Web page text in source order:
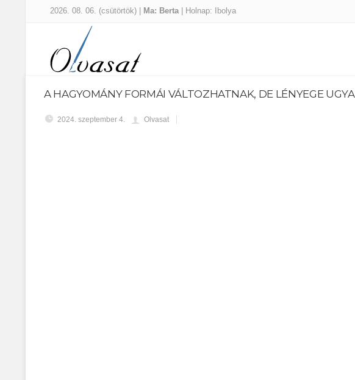
2026. 08. 06. (csütörtök) | Ma: Berta | Holnap: Ibolya
A HAGYOMÁNY FORMÁI VÁLTOZHATNAK, DE LÉNYEGE
2024. szeptember 4. Olvasat